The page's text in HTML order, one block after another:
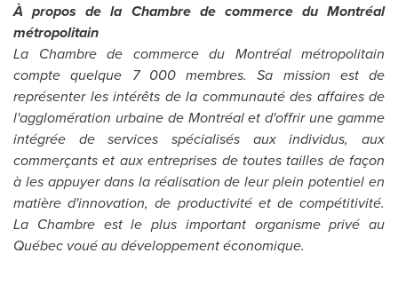
À propos de la Chambre de commerce du Montréal
métropolitain
La Chambre de commerce du Montréal métropolitain
compte quelque 7 000 membres. Sa mission est de
représenter les intérêts de la communauté des affaires de
l'agglomération urbaine de Montréal et d'offrir une gamme
intégrée de services spécialisés aux individus, aux
commerçants et aux entreprises de toutes tailles de façon
à les appuyer dans la réalisation de leur plein potentiel en
matière d'innovation, de productivité et de compétitivité.
La Chambre est le plus important organisme privé au
Québec voué au développement économique.